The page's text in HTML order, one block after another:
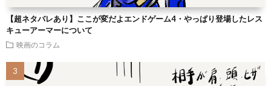
【超ネタバレあり】ここが変だよエンドゲーム4・やっぱり登場したレス
キューアーマーについて
映画のコラム